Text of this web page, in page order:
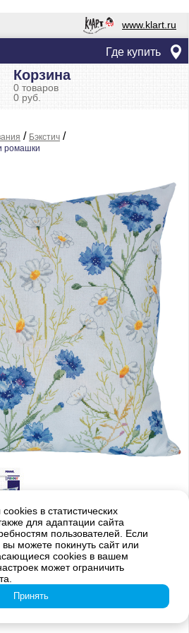
www.klart.ru
Где купить
Корзина
0 товаров
0 руб.
/ Бэкстич /
ромашки
вышивки могут отличаться от
погрешностей цветопередачи
Васильки и
в статистических
для адаптации сайта
пользователей. Если
можете покинуть сайт или
cookies в вашем
может ограничить
Принять